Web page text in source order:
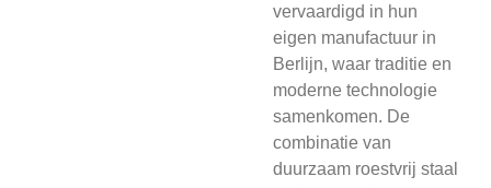
vervaardigd in hun
eigen manufactuur in
Berlijn, waar traditie en
moderne technologie
samenkomen. De
combinatie van
duurzaam roestvrij staal